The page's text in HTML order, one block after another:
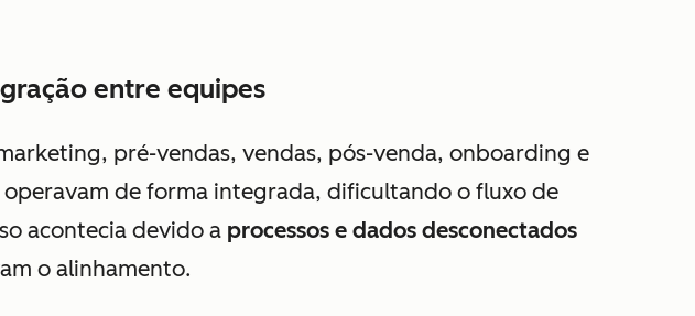
entre equipes
pré-vendas, vendas, pós-venda, onboarding e
de forma integrada, dificultando o fluxo de
acontecia devido a processos e dados desconectados
o alinhamento.